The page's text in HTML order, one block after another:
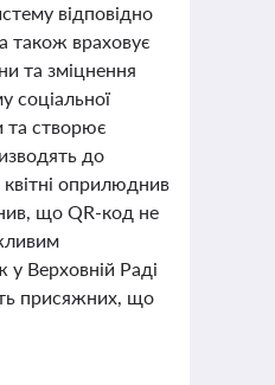
відповідно
також враховує
та зміцнення
соціальної
та створює
до
оприлюднив
що QR-код не
Верховній Раді
присяжних, що